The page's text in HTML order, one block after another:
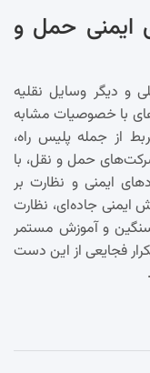
ایمنی حمل و
و دیگر وسایل نقلیه
با خصوصیات مشابه
از جمله پلیس راه،
حمل و نقل، با
ایمنی و نظارت بر
ایمنی جاده‌ای، نظارت
و آموزش مستمر
فجایعی از این دست